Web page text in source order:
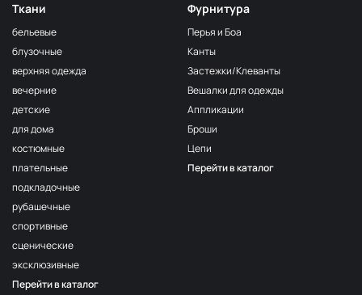
НЩ270
НЩ265
Ярк голубой
НЩ261
НЩ125/1
НЩ262
Хаки
НЩ035
НЩ215
Бордо
Пудра
Серо-бежевый
Ткани
бельевые
блузочные
верхняя одежда
вечерние
детские
для дома
костюмные
плательные
подкладочные
рубашечные
спортивные
сценические
эксклюзивные
Перейти в каталог
Фурнитура
Перья и Боа
Канты
Застежки/Клеванты
Вешалки для одежды
Аппликации
Броши
Цепи
Перейти в каталог